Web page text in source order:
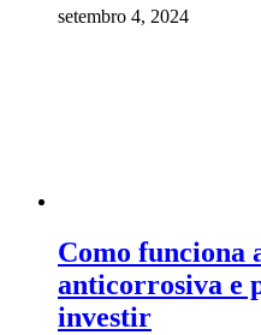
setembro 4, 2024
Como funciona
anticorrosiva e
investir